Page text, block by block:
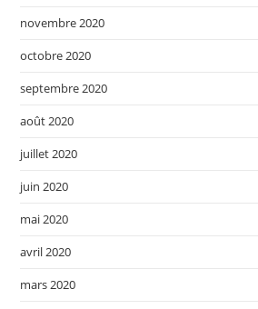
novembre 2020
octobre 2020
septembre 2020
août 2020
juillet 2020
juin 2020
mai 2020
avril 2020
mars 2020